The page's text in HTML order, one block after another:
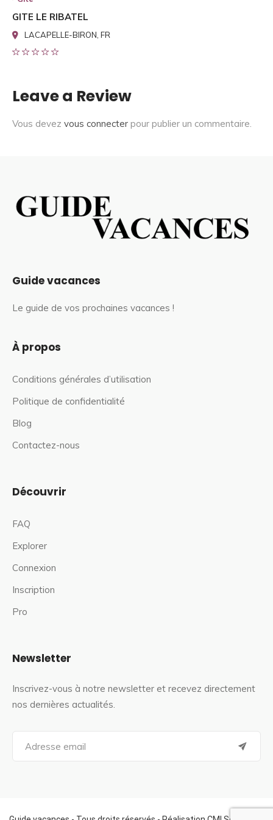
GITE LE RIBATEL
LACAPELLE-BIRON, FR
Leave a Review
Vous devez vous connecter pour publier un commentaire.
Guide vacances
Le guide de vos prochaines vacances !
À propos
Conditions générales d’utilisation
Politique de confidentialité
Blog
Contactez-nous
Découvrir
FAQ
Explorer
Connexion
Inscription
Pro
Newsletter
Inscrivez-vous à notre newsletter et recevez directement
nos dernières actualités.
a
f